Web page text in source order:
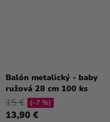
Balón metalický - baby
ružová 28 cm 100 ks
13,90 €
15 € (–7 %)